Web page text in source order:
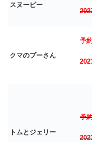
スヌーピー
クマのプーさん
予
トムとジェリー
予